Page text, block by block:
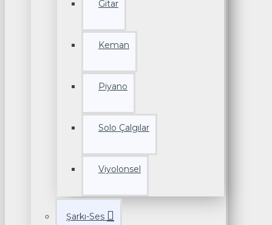
Gitar
Keman
Piyano
Solo Çalgılar
Viyolonsel
Şarkı-Ses